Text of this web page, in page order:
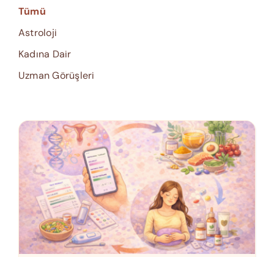
Tümü
Astroloji
Kadına Dair
Uzman Görüşleri